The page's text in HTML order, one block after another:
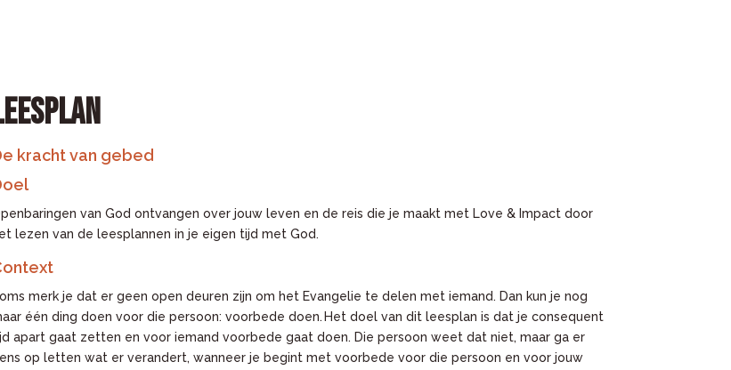
kracht van gebed
van God ontvangen over jouw leven en de reis die je maakt met Love & Impact door
lezen van de leesplannen in je eigen tijd met God.
merk je dat er geen open deuren zijn om het Evangelie te delen met iemand. Dan kun je nog
één ding doen voor die persoon: voorbede doen. Het doel van dit leesplan is dat je consequent
apart gaat zetten en voor iemand voorbede gaat doen. Die persoon weet dat niet, maar ga er
op letten wat er verandert, wanneer je begint met voorbede voor die persoon en voor jouw